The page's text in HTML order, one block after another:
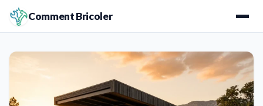
Comment Bricoler